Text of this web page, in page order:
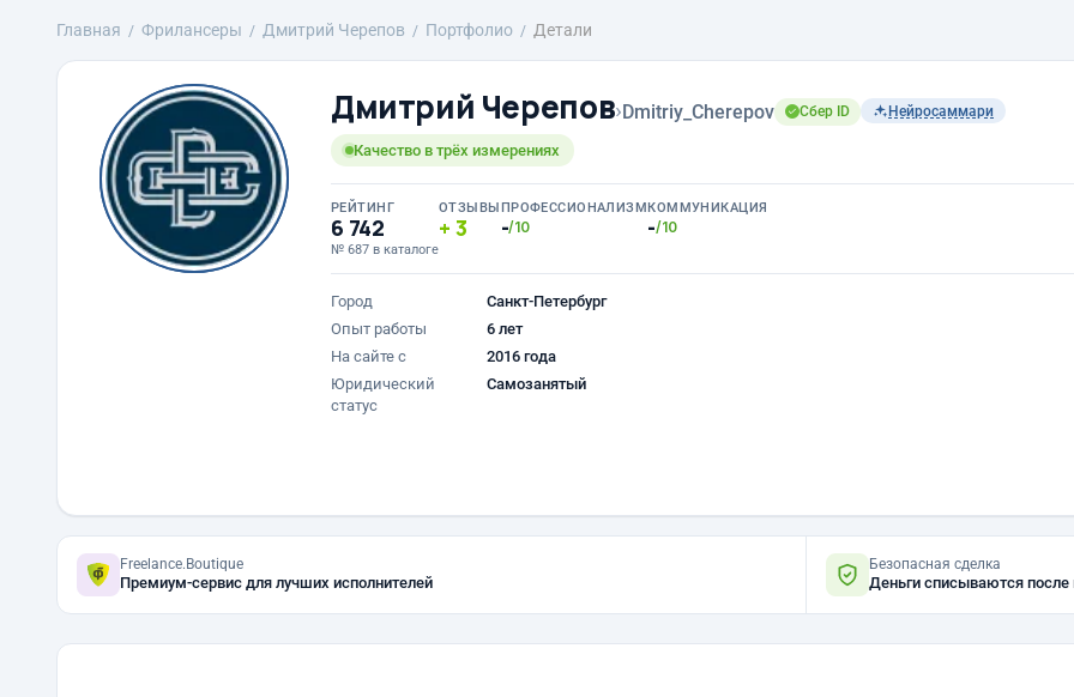
Главная Фрилансеры Дмитрий Черепов Портфолио Детали
Дмитрий Черепов›Dmitriy_Cherepov Сбер ID Нейросаммари
Качество в трёх измерениях
РЕЙТИНГ
6 742
№ 687 в каталоге
ОТЗЫВЫ
3
ПРОФЕССИОНАЛИЗМ
-/10
КОММУНИКАЦИЯ
-/10
Город
Санкт-Петербург
Опыт работы
6 лет
На сайте с
2016 года
Юридический
статус
Самозанятый
Freelance.Boutique
Премиум-сервис для лучших исполнителей
Безопасная сделка
Деньги списываются после